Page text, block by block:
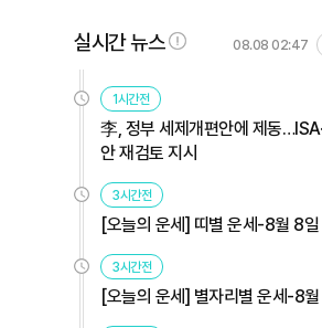
실시간 뉴스 08.08 02:47
1시간전
李, 정부 세제개편안에 제동
안 재검토 지시
3시간전
[오늘의 운세] 띠별 운세-8월 8일
3시간전
[오늘의 운세] 별자리별 운세-8